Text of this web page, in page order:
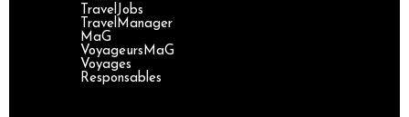
TravelJobs
TravelManager
MaG
VoyageursMaG
Voyages
Responsables